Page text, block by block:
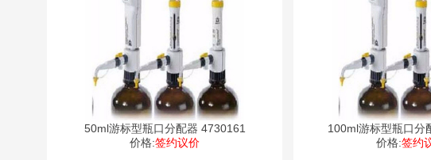
50ml游标型瓶口分配器 4730161
价格:签约议价
100ml游标型瓶口分
价格:签约